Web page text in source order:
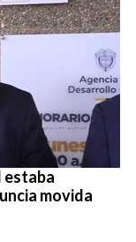
estaba
movida